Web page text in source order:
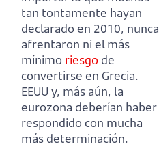
tan tontamente hayan
declarado en 2010, nunca
afrentaron ni el más
mínimo riesgo de
convertirse en Grecia.
EEUU y, más aún, la
eurozona deberían haber
respondido con mucha
más determinación.